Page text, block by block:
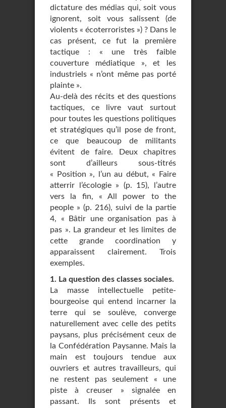
dictature des médias qui, soit vous
ignorent, soit vous salissent (de
violents « écoterroristes ») ? Dans le
cas présent, ce fut la première
tactique : « une très faible
couverture médiatique », et les
industriels « n’ont même pas porté
plainte ».
Au-delà des récits et des questions
tactiques, ce livre vaut surtout
pour toutes les questions politiques
et stratégiques qu’il pose de front,
ce que beaucoup de militants
évitent de faire. Deux chapitres
sont d’ailleurs sous-titrés
« Position », l’un au début, « Faire
atterrir l’écologie » (p. 15), l’autre
vers la fin, « All power to the
people » (p. 216), suivi de la partie
4, « Bâtir une organisation pas à
pas ». La grandeur et les limites de
cette grande coordination y
apparaissent clairement. Trois
exemples.
1. La question des classes sociales.
La masse intellectuelle petite-
bourgeoise qui entend incarner la
terre qui se soulève, converge
naturellement avec celle des petits
paysans, plus précisément ceux de
la Confédération Paysanne. Mais la
main est toujours tendue aux
ouvriers et autres travailleurs, qui
ne restent pas seulement « une
piste à creuser » signalée en
passant. Ils sont présents et